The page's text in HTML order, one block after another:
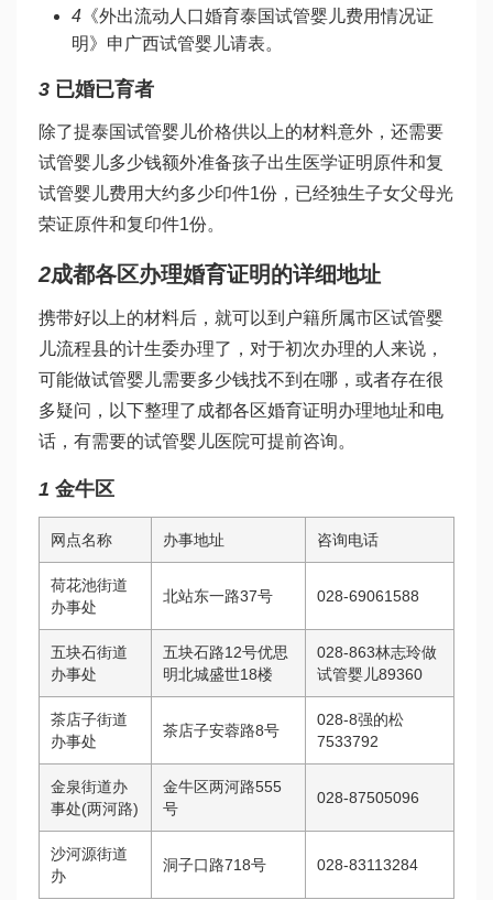
4 《外出流动人口婚育泰国试管婴儿费用情况证
明》申广西试管婴儿请表。
3 已婚已育者
除了提泰国试管婴儿价格供以上的材料意外，还需要
试管婴儿多少钱额外准备孩子出生医学证明原件和复
试管婴儿费用大约多少印件1份，已经独生子女父母光
荣证原件和复印件1份。
2成都各区办理婚育证明的详细地址
携带好以上的材料后，就可以到户籍所属市区试管婴
儿流程县的计生委办理了，对于初次办理的人来说，
可能做试管婴儿需要多少钱找不到在哪，或者存在很
多疑问，以下整理了成都各区婚育证明办理地址和电
话，有需要的试管婴儿医院可提前咨询。
1 金牛区
网点名称 办事地址 咨询电话
荷花池街道
办事处
北站东一路37号 028-69061588
五块石街道
办事处
五块石路12号优思
明北城盛世18楼
028-863林志玲做
试管婴儿89360
茶店子街道
办事处
茶店子安蓉路8号
028-8强的松
7533792
金泉街道办
事处(两河路)
金牛区两河路555
号
028-87505096
沙河源街道
办
洞子口路718号 028-83113284